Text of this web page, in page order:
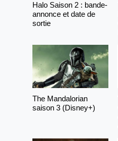
Halo Saison 2 : bande-
annonce et date de
sortie
The Mandalorian
saison 3 (Disney+)